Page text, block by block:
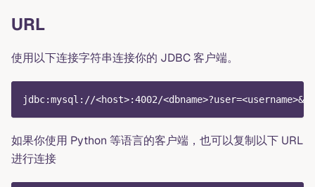
URL
使用以下连接字符串连接你的 JDBC 客户端。
jdbc:mysql://<host>:4002/
如果你使用 Python 等语言的客户端，也可以复制以下 URL
进行连接